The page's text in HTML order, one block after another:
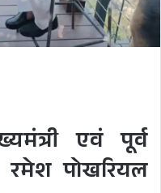
एवं पूर्व
रमेश पोखरियल